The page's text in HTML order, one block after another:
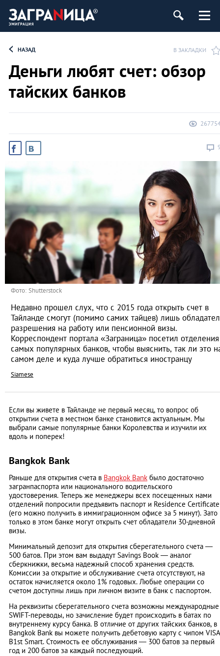
НАЗАД В ЗАКЛАДКИ
Деньги любят счет: обзор
тайских банков
Фото: Shutterstock
Недавно прошел слух, что с 2015 года открыть счет в
Тайланде смогут (помимо самих тайцев) лишь
разрешения на работу или пенсионной визы.
Корреспондент портала «Заграница» посетил отделения
самых популярных банков, чтобы выяснить, так ли это
самом деле и куда лучше обратиться иностранцу
Siamese
Если вы живете в Тайланде не первый месяц, то вопрос об
открытии счета в местном банке становится актуальным. Мы
выбрали самые популярные банки Королевства и изучили их
вдоль и поперек!
Bangkok Bank
Раньше для открытия счета в Bangkok Bank было достаточно
загранпаспорта или национального водительского
удостоверения. Теперь же менеджеры всех посещенных нами
отделений попросили предъявить паспорт и Residence Certificate
(его можно получить в иммиграционном офисе за 5 минут). Зато
только в этом банке могут открыть счет обладатели 30-дневной
визы.
Минимальный депозит для открытия сберегательного счета ―
500 батов. При этом вам выдадут Savings Book ― аналог
сберкнижки, весьма надежный способ хранения средств.
Комиссии за открытие и обслуживание счета отсутствуют, на
остаток начисляется около 1% годовых. Любые операции со
счетом доступны лишь при личном визите в банк с паспортом.
На реквизиты сберегательного счета возможны международные
SWIFT-переводы, но зачисление будет происходить в батах по
внутреннему курсу банка. В отличие от других тайских банков, в
Bangkok Bank вы можете получить дебетовую карту с чипом VISA
B1st Smart. Стоимость ее обслуживания ― 300 батов за первый
год и 200 батов за каждый последующий.